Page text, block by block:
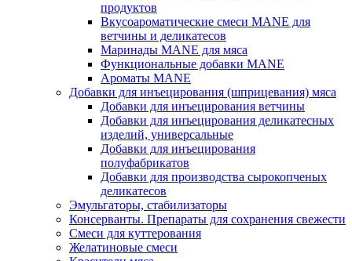
продуктов
Вкусоароматические смеси MANE для
ветчины и деликатесов
Маринады MANE для мяса
Функциональные добавки MANE
Ароматы MANE
Добавки для инъецирования (шприцевания) мяса
Добавки для инъецирования ветчины
Добавки для инъецирования деликатесных
изделий, универсальные
Добавки для инъецирования
полуфабрикатов
Добавки для производства сырокопченых
деликатесов
Эмульгаторы, стабилизаторы
Консерванты. Препараты для сохранения свежести
Смеси для куттерования
Желатиновые смеси